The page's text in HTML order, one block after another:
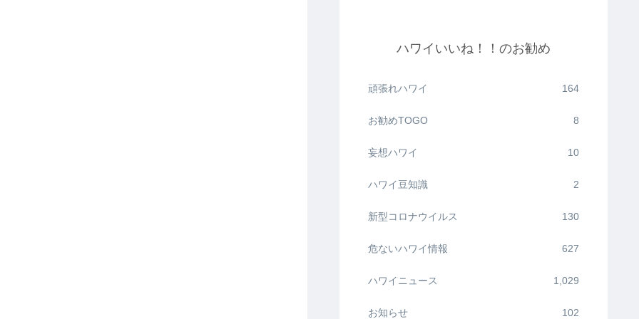
ハワイいいね！！のお勧め
頑張れハワイ 164
お勧めTOGO 8
妄想ハワイ 10
ハワイ豆知識 2
新型コロナウイルス 130
危ないハワイ情報 627
ハワイニュース 1,029
お知らせ 102